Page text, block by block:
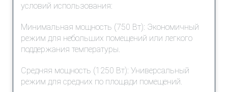
условий использования:
Минимальная мощность (750 Вт): Экономичный
режим для небольших помещений или легкого
поддержания температуры.
Средняя мощность (1250 Вт): Универсальный
режим для средних по площади помещений.